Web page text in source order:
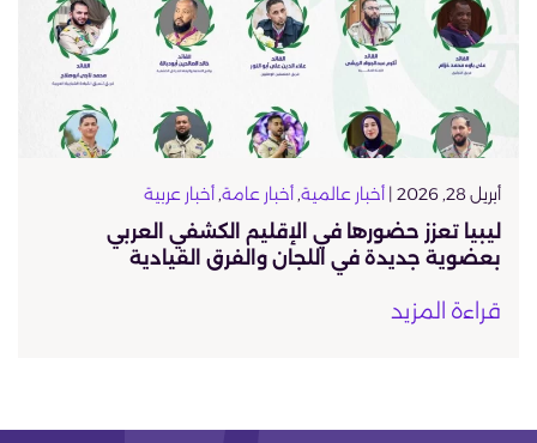
أبريل 28, 2026 | أخبار عالمية,أخبار عامة,أخبار عربية
ليبيا تعزز حضورها في الإقليم الكشفي العربي
بعضوية جديدة في اللجان والفرق القيادية
قراءة المزيد